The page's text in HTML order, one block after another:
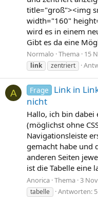
title="groß"><img
width="160"
wird es in einem
Gibt es da eine
Normalo Thema 15
link
zentriert
A Frage
Link in
nicht
Hallo, ich bin dabei
(möglichst ohne
Navigationsleiste
gemacht habe und
anderen Seiten
ist die Tabelle eine
Anorica Thema 3
tabelle
Antworten: 5